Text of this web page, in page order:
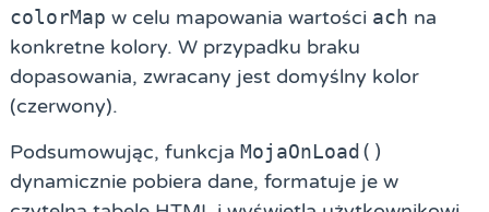
colorMap w celu mapowania wartości ach na
konkretne kolory. W przypadku braku
dopasowania, zwracany jest domyślny kolor
(czerwony).
Podsumowując, funkcja MojaOnLoad()
dynamicznie pobiera dane, formatuje je w